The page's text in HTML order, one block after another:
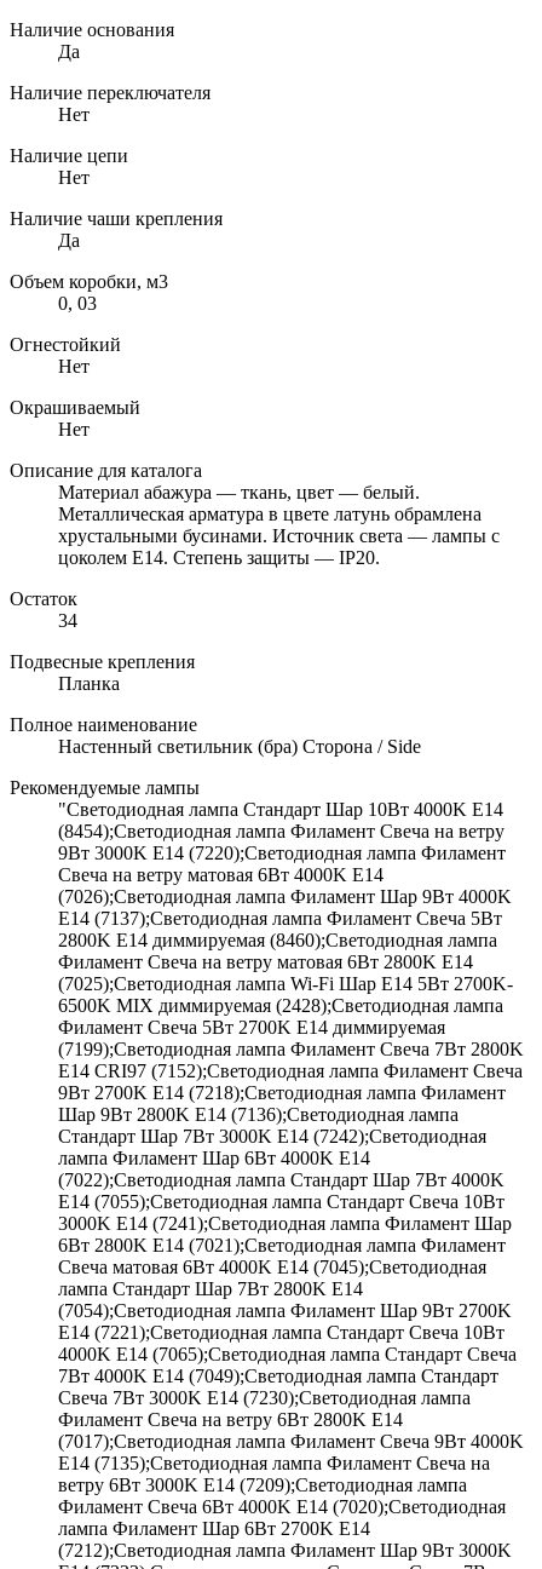
Наличие основания
Да
Наличие переключателя
Нет
Наличие цепи
Нет
Наличие чаши крепления
Да
Объем коробки, м3
0, 03
Огнестойкий
Нет
Окрашиваемый
Нет
Описание для каталога
Материал абажура — ткань, цвет — белый.
Металлическая арматура в цвете латунь обрамлена
хрустальными бусинами. Источник света — лампы с
цоколем Е14. Степень защиты — IP20.
Остаток
34
Подвесные крепления
Планка
Полное наименование
Настенный светильник (бра) Сторона / Side
Рекомендуемые лампы
"Светодиодная лампа Стандарт Шар 10Вт 4000K E14
(8454);Светодиодная лампа Филамент Свеча на ветру
9Вт 3000K E14 (7220);Светодиодная лампа Филамент
Свеча на ветру матовая 6Вт 4000K E14
(7026);Светодиодная лампа Филамент Шар 9Вт 4000K
E14 (7137);Светодиодная лампа Филамент Свеча 5Вт
2800K E14 диммируемая (8460);Светодиодная лампа
Филамент Свеча на ветру матовая 6Вт 2800K E14
(7025);Светодиодная лампа Wi-Fi Шар E14 5Вт 2700K-
6500K MIX диммируемая (2428);Светодиодная лампа
Филамент Свеча 5Вт 2700K E14 диммируемая
(7199);Светодиодная лампа Филамент Свеча 7Вт 2800K
E14 CRI97 (7152);Светодиодная лампа Филамент Свеча
9Вт 2700K E14 (7218);Светодиодная лампа Филамент
Шар 9Вт 2800K E14 (7136);Светодиодная лампа
Стандарт Шар 7Вт 3000K E14 (7242);Светодиодная
лампа Филамент Шар 6Вт 4000K E14
(7022);Светодиодная лампа Стандарт Шар 7Вт 4000K
E14 (7055);Светодиодная лампа Стандарт Свеча 10Вт
3000K E14 (7241);Светодиодная лампа Филамент Шар
6Вт 2800K E14 (7021);Светодиодная лампа Филамент
Свеча матовая 6Вт 4000K E14 (7045);Светодиодная
лампа Стандарт Шар 7Вт 2800K E14
(7054);Светодиодная лампа Филамент Шар 9Вт 2700K
E14 (7221);Светодиодная лампа Стандарт Свеча 10Вт
4000K E14 (7065);Светодиодная лампа Стандарт Свеча
7Вт 4000K E14 (7049);Светодиодная лампа Стандарт
Свеча 7Вт 3000K E14 (7230);Светодиодная лампа
Филамент Свеча на ветру 6Вт 2800K E14
(7017);Светодиодная лампа Филамент Свеча 9Вт 4000K
E14 (7135);Светодиодная лампа Филамент Свеча на
ветру 6Вт 3000K E14 (7209);Светодиодная лампа
Филамент Свеча 6Вт 4000K E14 (7020);Светодиодная
лампа Филамент Шар 6Вт 2700K E14
(7212);Светодиодная лампа Филамент Шар 9Вт 3000K